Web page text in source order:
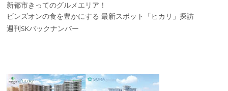
新都市きってのグルメエリア！
ビンズオンの食を豊かにする 最新スポット「ヒカリ」探訪
週刊SKバックナンバー